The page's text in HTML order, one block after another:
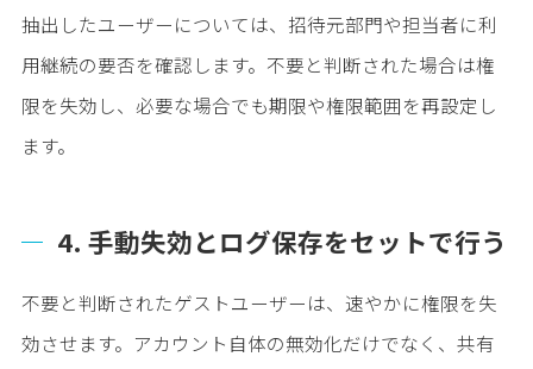
抽出したユーザーについては、招待元部門や担当者に利
用継続の要否を確認します。不要と判断された場合は権
限を失効し、必要な場合でも期限や権限範囲を再設定し
ます。
4. 手動失効とログ保存をセットで行う
不要と判断されたゲストユーザーは、速やかに権限を失
効させます。アカウント自体の無効化だけでなく、共有